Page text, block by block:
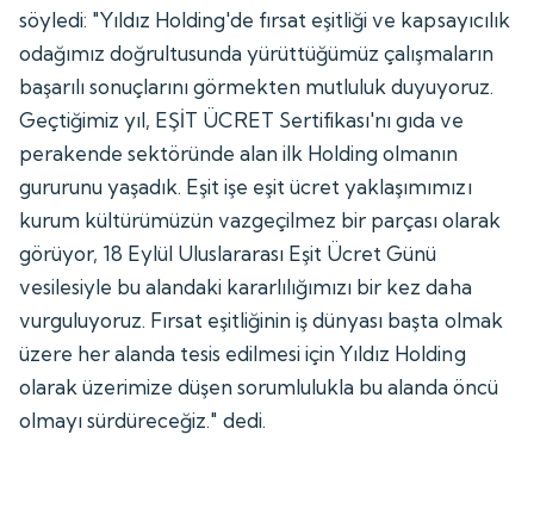
söyledi: "Yıldız Holding'de fırsat eşitliği ve kapsayıcılık
odağımız doğrultusunda yürüttüğümüz çalışmaların
başarılı sonuçlarını görmekten mutluluk duyuyoruz.
Geçtiğimiz yıl, EŞİT ÜCRET Sertifikası'nı gıda ve
perakende sektöründe alan ilk Holding olmanın
gururunu yaşadık. Eşit işe eşit ücret yaklaşımımızı
kurum kültürümüzün vazgeçilmez bir parçası olarak
görüyor, 18 Eylül Uluslararası Eşit Ücret Günü
vesilesiyle bu alandaki kararlılığımızı bir kez daha
vurguluyoruz. Fırsat eşitliğinin iş dünyası başta olmak
üzere her alanda tesis edilmesi için Yıldız Holding
olarak üzerimize düşen sorumlulukla bu alanda öncü
olmayı sürdüreceğiz." dedi.